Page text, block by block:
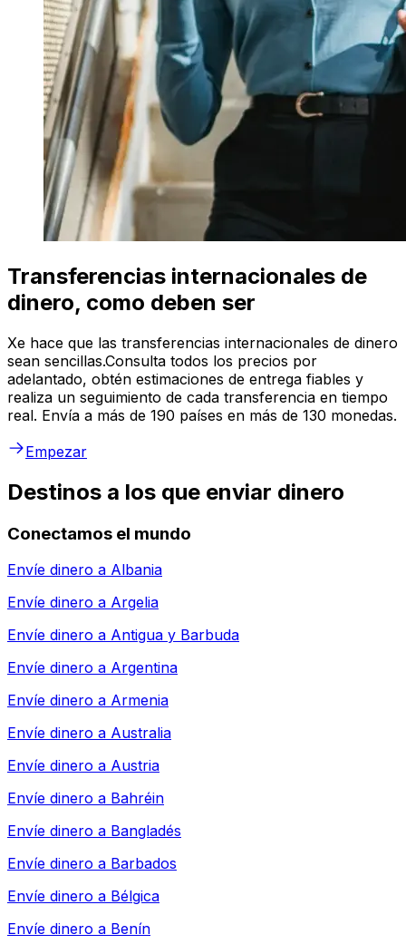
Transferencias internacionales de
dinero, como deben ser
Xe hace que las transferencias internacionales de dinero
sean sencillas.Consulta todos los precios por
adelantado, obtén estimaciones de entrega fiables y
realiza un seguimiento de cada transferencia en tiempo
real. Envía a más de 190 países en más de 130 monedas.
Empezar
Destinos a los que enviar dinero
Conectamos el mundo
Envíe dinero a Albania
Envíe dinero a Argelia
Envíe dinero a Antigua y Barbuda
Envíe dinero a Argentina
Envíe dinero a Armenia
Envíe dinero a Australia
Envíe dinero a Austria
Envíe dinero a Bahréin
Envíe dinero a Bangladés
Envíe dinero a Barbados
Envíe dinero a Bélgica
Envíe dinero a Benín